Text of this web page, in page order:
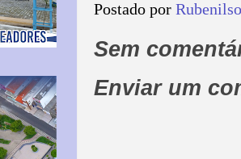
Postado por
Sem
Enviar um